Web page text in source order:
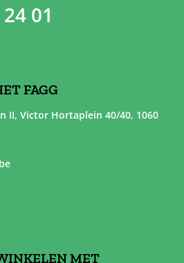
01
FAGG
II, Victor Hortaplein 40/40, 1060
MET